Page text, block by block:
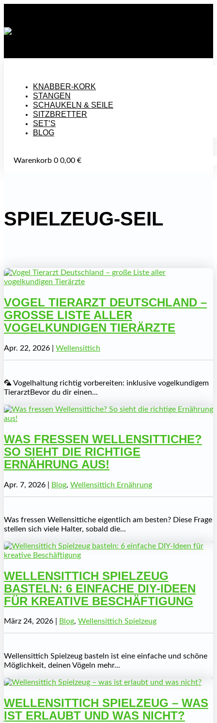
KNABBER-KORK
STANGEN
SCHAUKELN & SEILE
SITZBRETTER
SET’S
BLOG
Warenkorb 0 0,00 €
SPIELZEUG-SEIL
VOGEL TIERARZT DEUTSCHLAND –
GROSSE LISTE ALLER V
OGELKUNDIGEN TIERÄRZTE
Apr. 22, 2026 Wellensittich
🦜 Vogelhaltung richtig vorbereiten: inklusive vogelkundigem
TierarztBevor du dir einen...
WAS FRESSEN WELLENSITTICHE?
SO SIEHT DIE RICHTIGE
ERNÄHRUNG AUS!
Apr. 7, 2026 Blog, Wellensittich Ernährung
Was fressen Wellensittiche eigentlich am besten? Diese Frage
stellen sich viele Halter, sobald die...
WELLENSITTICH SPIELZEUG
BASTELN: 6 EINFACHE DIY-IDEEN
FÜR KREATIVE BESCHÄFTIGUNG
März 24, 2026 Blog, Wellensittich Spielzeug
Wellensittich Spielzeug basteln ist eine einfache und schöne
Möglichkeit, deinen Vögeln mehr...
WELLENSITTICH SPIELZEUG – WAS
IST ERLAUBT UND WAS NICHT?